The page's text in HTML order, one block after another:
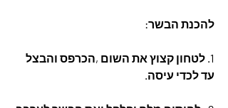
להכנת הבשר:
1. לטחון קצוץ את השום ,הכרפס והבצל
עד לכדי עיסה.